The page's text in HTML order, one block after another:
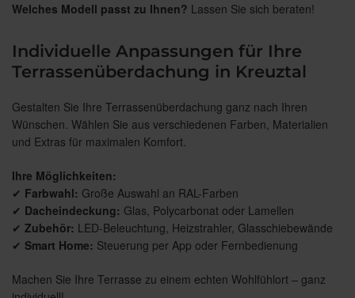
Welches Modell passt zu Ihnen? Lassen Sie sich beraten!
Individuelle Anpassungen für Ihre
Terrassenüberdachung in Kreuztal
Gestalten Sie Ihre Terrassenüberdachung ganz nach Ihren
Wünschen. Wählen Sie aus verschiedenen Farben, Materialien
und Extras für maximalen Komfort.
Ihre Möglichkeiten:
✔ Farbwahl: Große Auswahl an RAL-Farben
✔ Dacheindeckung: Glas, Polycarbonat oder Lamellen
✔ Zubehör: LED-Beleuchtung, Heizstrahler, Glasschiebewände
✔ Smart Home: Steuerung per App oder Fernbedienung
Machen Sie Ihre Terrasse zu einem echten Wohlfühlort – ganz